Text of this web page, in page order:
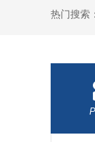
热门搜索